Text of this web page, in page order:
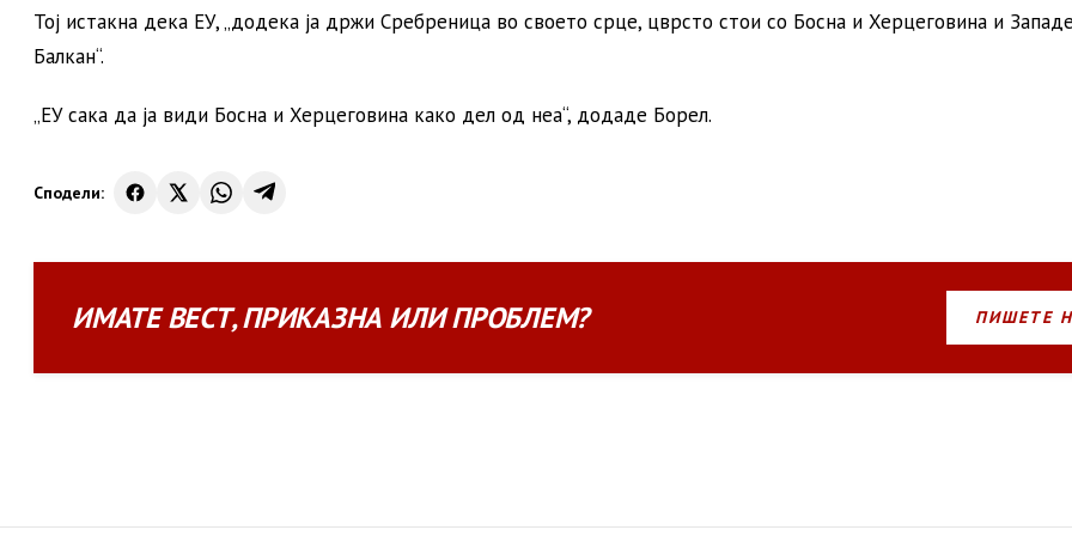
Тој истакна дека ЕУ, „додека ја држи Сребреница во своето срце, цврсто стои со Босна и Херцеговина и
Балкан“.
„ЕУ сака да ја види Босна и Херцеговина како дел од неа“, додаде Борел.
Сподели:
ИМАТЕВЕСТ,ПРИКАЗНА ИЛИПРОБЛЕМ? ПИШЕТЕ